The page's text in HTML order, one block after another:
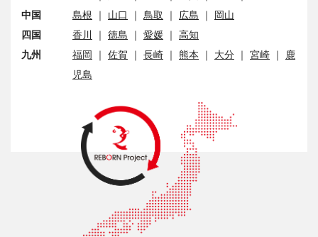
中国
島根 ｜ 山口 ｜ 鳥取 ｜ 広島 ｜
岡山
四国
香川 ｜ 徳島 ｜ 愛媛 ｜ 高知
九州
福岡 ｜ 佐賀 ｜ 長崎 ｜ 熊本 ｜ 大分 ｜ 宮崎 ｜
鹿
児島